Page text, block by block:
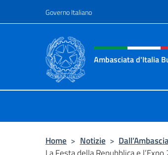
Governo Italiano
Intestazione sito,
Ambasciata d'Italia
Home > Notizie >